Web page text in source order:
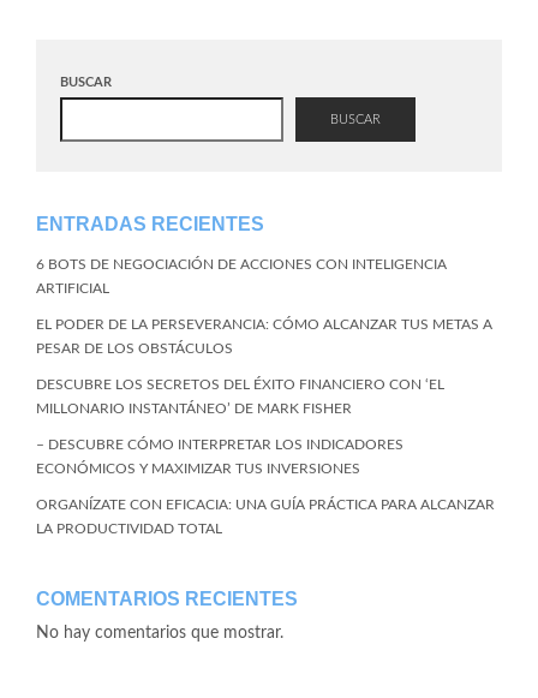
BUSCAR
BUSCAR
ENTRADAS RECIENTES
6 BOTS DE NEGOCIACIÓN DE ACCIONES CON INTELIGENCIA
ARTIFICIAL
EL PODER DE LA PERSEVERANCIA: CÓMO ALCANZAR TUS METAS A
PESAR DE LOS OBSTÁCULOS
DESCUBRE LOS SECRETOS DEL ÉXITO FINANCIERO CON ‘EL
MILLONARIO INSTANTÁNEO’ DE MARK FISHER
– DESCUBRE CÓMO INTERPRETAR LOS INDICADORES
ECONÓMICOS Y MAXIMIZAR TUS INVERSIONES
ORGANÍZATE CON EFICACIA: UNA GUÍA PRÁCTICA PARA ALCANZAR
LA PRODUCTIVIDAD TOTAL
COMENTARIOS RECIENTES
No hay comentarios que mostrar.